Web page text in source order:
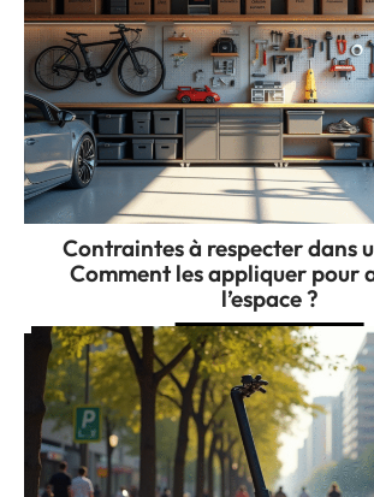
Contraintes à respecter dans
Comment les appliquer pour
l’espace ?